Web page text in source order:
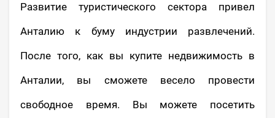
Развитие туристического сектора привел
Анталию к буму индустрии развлечений.
После того, как вы купите недвижимость в
Анталии, вы сможете весело провести
свободное время. Вы можете посетить